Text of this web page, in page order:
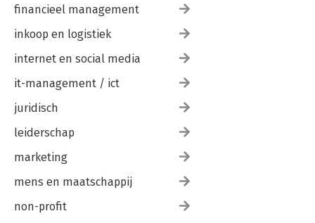
financieel management
inkoop en logistiek
internet en social media
it-management / ict
juridisch
leiderschap
marketing
mens en maatschappij
non-profit